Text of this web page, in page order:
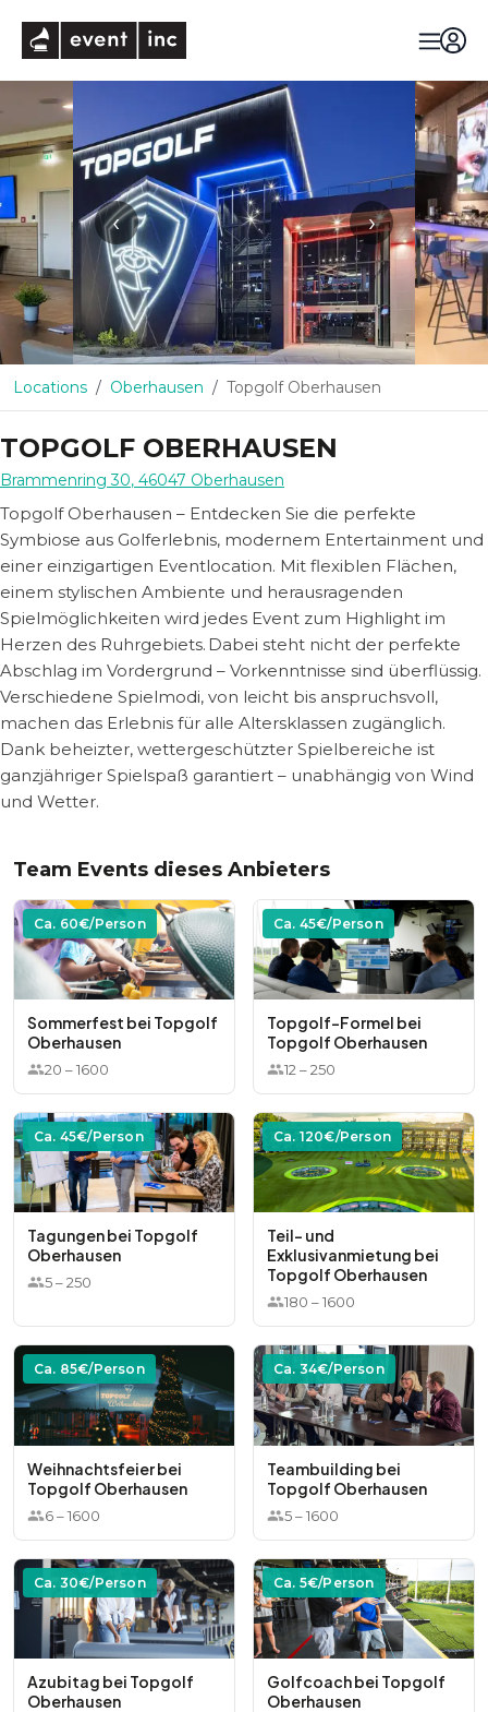
‹ ›
Locations Oberhausen Topgolf Oberhausen
TOPGOLF OBERHAUSEN
Brammenring 30, 46047 Oberhausen
Topgolf Oberhausen – Entdecken Sie die perfekte
Symbiose aus Golferlebnis, modernem Entertainment und
einer einzigartigen Eventlocation. Mit flexiblen Flächen,
einem stylischen Ambiente und herausragenden
Spielmöglichkeiten wird jedes Event zum Highlight im
Herzen des Ruhrgebiets. Dabei steht nicht der perfekte
Abschlag im Vordergrund – Vorkenntnisse sind überflüssig.
Verschiedene Spielmodi, von leicht bis anspruchsvoll,
machen das Erlebnis für alle Altersklassen zugänglich.
Dank beheizter, wettergeschützter Spielbereiche ist
ganzjähriger Spielspaß garantiert – unabhängig von Wind
und Wetter.
Team Events dieses Anbieters
Ca. 60€/Person
Sommerfest bei Topgolf
Oberhausen
20 –1600
Ca. 45€/Person
Topgolf-Formel bei
Topgolf Oberhausen
12–250
Ca. 45€/Person
Tagungen bei Topgolf
Oberhausen
5–250
Ca. 120€/Person
Teil- und
Exklusivanmietung bei
Topgolf Oberhausen
180 –1600
Ca. 85€/Person
Weihnachtsfeier bei
Topgolf Oberhausen
6–1600
Ca. 34€/Person
Teambuilding bei
Topgolf Oberhausen
5–1600
Ca. 30€/Person
Azubitag bei Topgolf
Oberhausen
Ca. 5€/Person
Golfcoach bei Topgolf
Oberhausen